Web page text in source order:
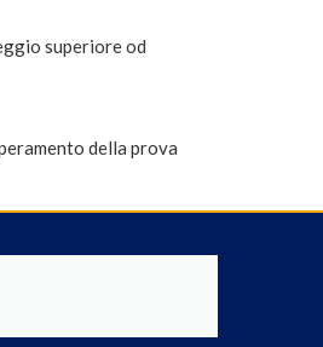
superiore od
della prova